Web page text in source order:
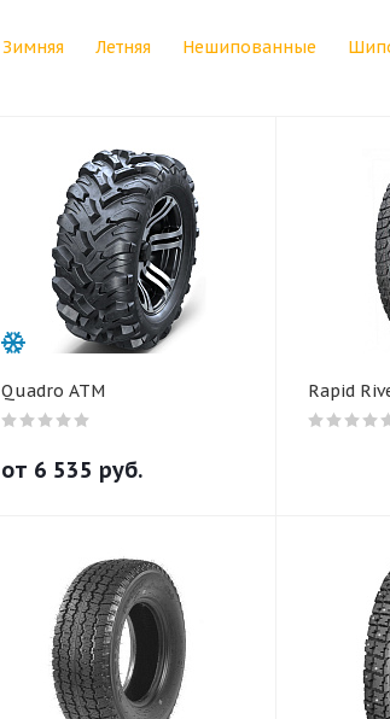
Зимняя Летняя Нешипованные
Quadro ATM
от 6 535 руб.
Rapid